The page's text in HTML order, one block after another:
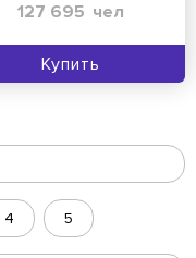
127 695 чел
Купить
4 5